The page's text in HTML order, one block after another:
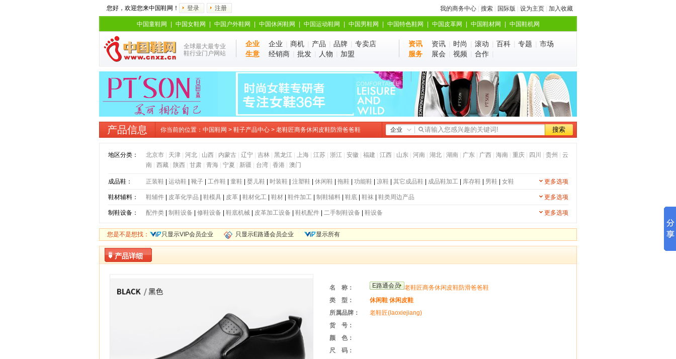
您好，欢迎您来中国鞋网！ 登录 注册 我的商务中心 搜索 国际版 设为主页 加入收藏
中国童鞋网 中国女鞋网 中国户外鞋网 中国休闲鞋网 中国运动鞋网 中国男鞋网 中国特色鞋网 中国皮革网 中国鞋材网 中国鞋机网
全球最大最专业
鞋行业门户网站
企业
生意
企业 商机 产品 品牌
专卖店
经销商
批发 人物 加盟
资讯
服务
资讯 时尚 滚动 百科 专题
市场
展会
视频 合作
产品信息 你当前的位置： 中国鞋网 > 鞋子产品中心 > 老鞋匠商务休闲皮鞋防滑爸爸鞋 企业
地区分类： 北京市| 天津| 河北| 山西| 内蒙古| 辽宁| 吉林| 黑龙江 上海| 江苏| 浙江 安徽| 福建 江西| 山东| 河南| 湖北| 湖南| 广东| 广西| 海南| 重庆| 四川 贵州
云
南| 西藏| 陕西| 甘肃| 青海| 宁夏 新疆 台湾| 香港| 澳门
成品鞋： 更多选项
正装鞋| 运动鞋| 靴子| 工作鞋| 童鞋| 婴儿鞋| 时装鞋| 注塑鞋| 休闲鞋| 拖鞋| 功能鞋| 凉鞋| 其它成品鞋| 成品鞋加工| 库存鞋| 男鞋| 女鞋
鞋材辅料： 更多选项
鞋辅件| 皮革化学品 鞋模具 皮革| 鞋材化工| 鞋材| 鞋件加工| 制鞋辅料| 鞋底| 鞋袜| 鞋类周边产品
制鞋设备： 更多选项
配件类| 制鞋设备 修鞋设备 鞋底机械| 皮革加工设备 鞋机配件| 二手制鞋设备 鞋设备
您是不是想找： 只显示VIP会员企业 只显示E路通会员企业 显示所有
产品详细
名 称： 老鞋匠商务休闲皮鞋防滑爸爸鞋
E路通会员
类 型： 休闲鞋 休闲皮鞋
所属品牌：
老鞋匠(laoxiejiang)
货 号：
颜 色：
尺 码：